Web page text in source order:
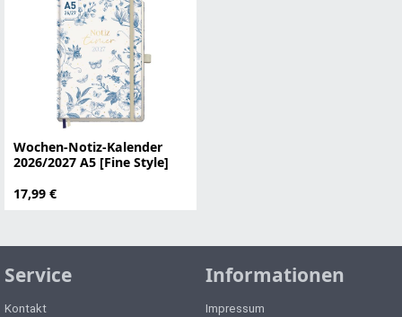
Wochen-Notiz-Kalender
2026/2027 A5 [Fine Style]
17,99 €
Service
Kontakt
Informationen
Impressum